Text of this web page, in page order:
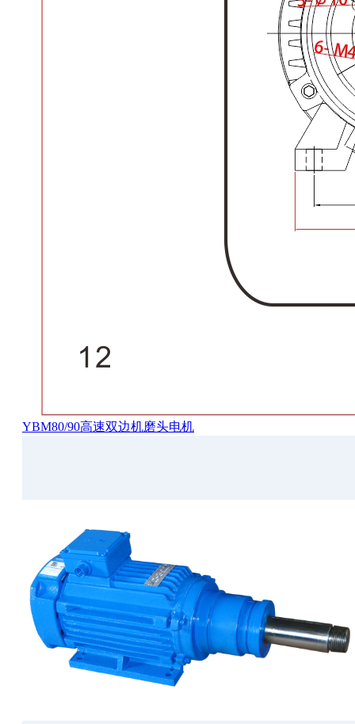
YBM80/90高速双边机磨头电机